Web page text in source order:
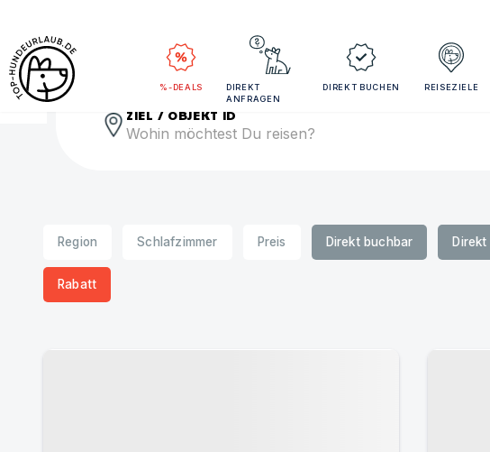
%-DEALS
DIREKT
ANFRAGEN
DIREKT BUCHEN REISEZIELE
Reisezeitraum
ZIEL / OBJEKT ID
Region Schlafzimmer Preis Direkt buchbar
Rabatt